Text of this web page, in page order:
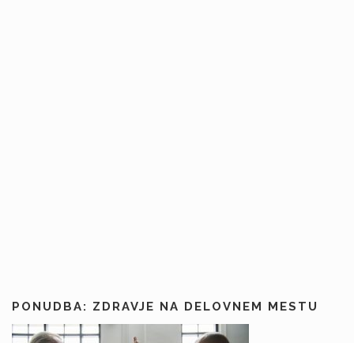
PONUDBA: ZDRAVJE NA DELOVNEM MESTU